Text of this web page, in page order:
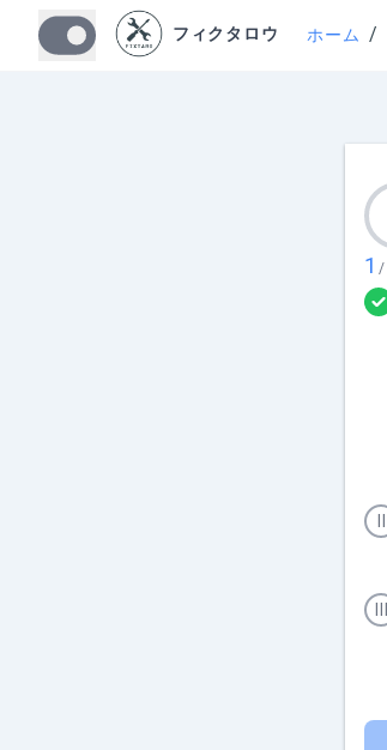
フィクタロウ ホーム /
1 /